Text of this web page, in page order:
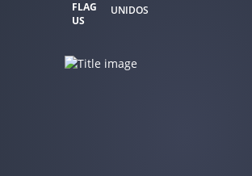
Hungarian
UNIDOS